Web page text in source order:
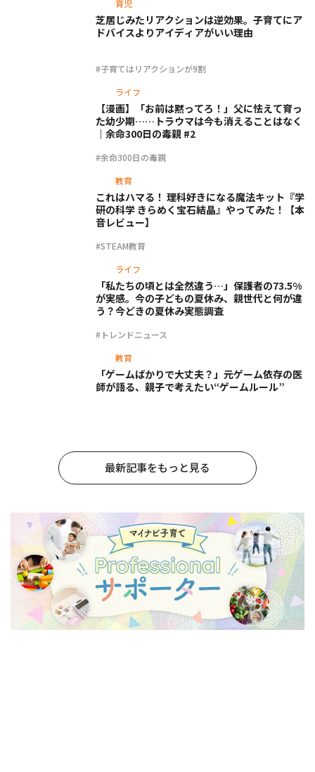
育児
#子育てはリアクションが9割
芝居じみたリアクションは逆効果。子育てにア
ドバイスよりアイディアがいい理由
ライフ
#余命300日の毒親
【漫画】「お前は黙ってろ！」父に怯えて育っ
た幼少期……トラウマは今も消えることはなく
｜余命300日の毒親 #2
教育
#STEAM教育
これはハマる！ 理科好きになる魔法キット『学
研の科学 きらめく宝石結晶』やってみた！【本
音レビュー】
ライフ
#トレンドニュース
「私たちの頃とは全然違う…」保護者の73.5%
が実感。今の子どもの夏休み、親世代と何が違
う？今どきの夏休み実態調査
教育
「ゲームばかりで大丈夫？」元ゲーム依存の医
師が語る、親子で考えたい“ゲームルール”
最新記事をもっと見る